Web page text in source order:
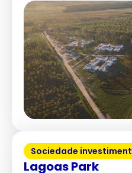
Sociedade
Lagoas Park